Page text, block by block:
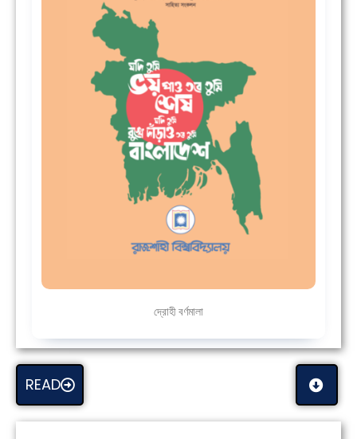
দ্রোহী বর্ণমালা
READ